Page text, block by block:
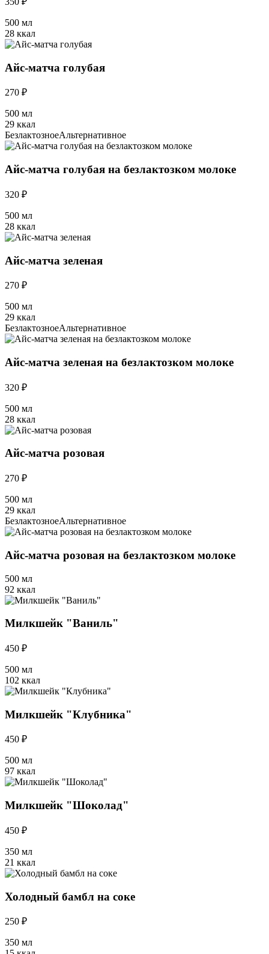
500 мл
28 ккал
Айс-матча голубая
270 ₽
500 мл
29 ккал
БезлактозноеАльтернативное
Айс-матча голубая на безлактозком молоке
320 ₽
500 мл
28 ккал
Айс-матча зеленая
270 ₽
500 мл
29 ккал
БезлактозноеАльтернативное
Айс-матча зеленая на безлактозком молоке
320 ₽
500 мл
28 ккал
Айс-матча розовая
270 ₽
500 мл
29 ккал
БезлактозноеАльтернативное
Айс-матча розовая на безлактозком молоке
500 мл
92 ккал
Милкшейк "Ваниль"
450 ₽
500 мл
102 ккал
Милкшейк "Клубника"
450 ₽
500 мл
97 ккал
Милкшейк "Шоколад"
450 ₽
350 мл
21 ккал
Холодный бамбл на соке
250 ₽
350 мл